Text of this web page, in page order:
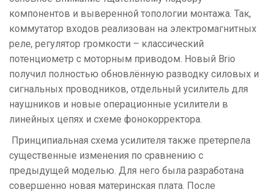
компонентов и выверенной топологии монтажа. Так,
коммутатор входов реализован на электромагнитных
реле, регулятор громкости – классический
потенциометр с моторным приводом. Новый Brio
получил полностью обновлённую разводку силовых и
сигнальных проводников, отдельный усилитель для
наушников и новые операционные усилители в
линейных цепях и схеме фонокорректора.
Принципиальная схема усилителя также претерпела
существенные изменения по сравнению с
предыдущей моделью. Для него была разработана
совершенно новая материнская плата. После